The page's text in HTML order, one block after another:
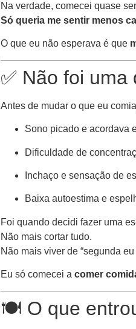
Na verdade, comecei quase
Só queria me sentir menos
O que eu não esperava é que
✅ Não foi
Antes de mudar o que eu
Sono picado e acordava
Dificuldade de
Inchaço e sensação de
Baixa autoestima e
Foi quando decidi fazer uma
Não mais cortar tudo.
Não mais viver de “segunda eu
Eu só comecei a comer
🍽️ O que